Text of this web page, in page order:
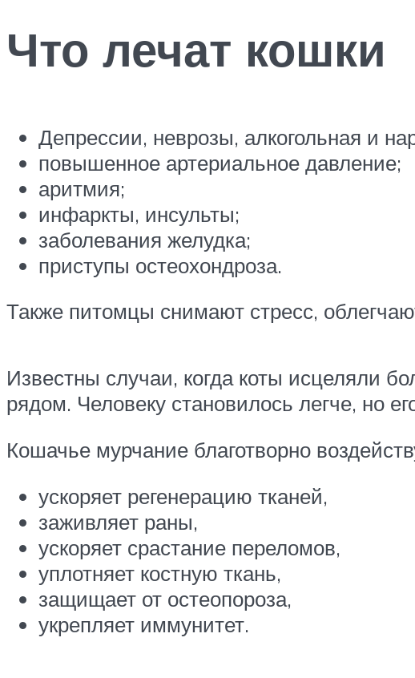
Что лечат кошки
Депрессии, неврозы, алкогольная и
повышенное артериальное давление;
аритмия;
инфаркты, инсульты;
заболевания желудка;
приступы остеохондроза.
Также питомцы снимают стресс,
Известны случаи, когда коты исцеляли
рядом. Человеку становилось легче, но
Кошачье мурчание благотворно
ускоряет регенерацию тканей,
заживляет раны,
ускоряет срастание переломов,
уплотняет костную ткань,
защищает от остеопороза,
укрепляет иммунитет.